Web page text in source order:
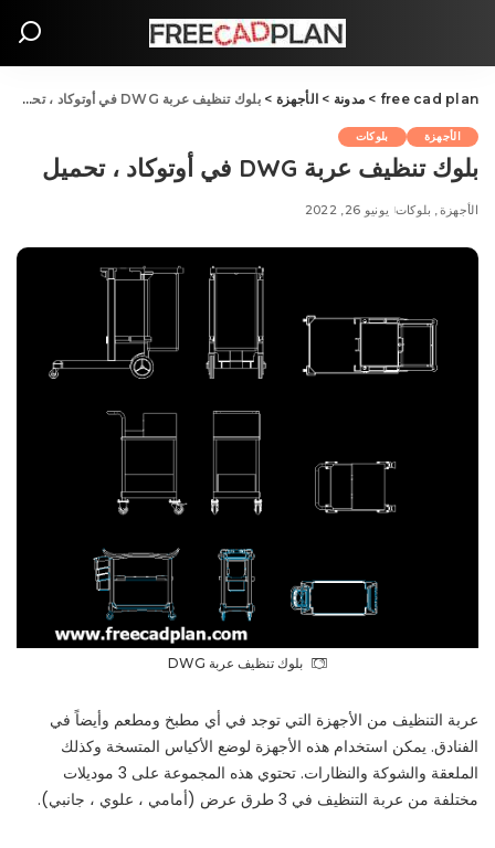
free cad plan
> مدونة > الأجهزة >بلوك تنظيف عربة DWG في أوتوكاد ، تحميل
الأجهزة بلوکات
بلوك تنظيف عربة DWG في أوتوكاد ، تحميل
الأجهزة بلوکات يونيو 26, 2022
بلوك تنظيف عربة DWG
عربة التنظيف من الأجهزة التي توجد في أي مطبخ ومطعم وأيضاً في
الفنادق. يمكن استخدام هذه الأجهزة لوضع الأكياس المتسخة وكذلك
الملعقة والشوكة والنظارات. تحتوي هذه المجموعة على 3 موديلات
مختلفة من عربة التنظيف في 3 طرق عرض (أمامي ، علوي ، جانبي).